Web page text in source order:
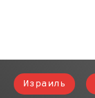
Израиль